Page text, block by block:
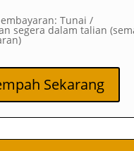
Tunai /
segera dalam talian
Sekarang